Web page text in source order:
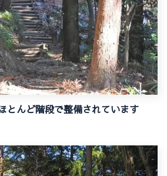
とんど階段で整備されています